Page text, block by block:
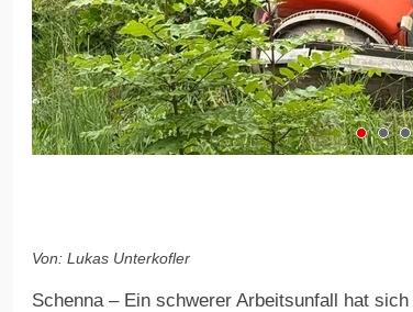
Von: Lukas Unterkofler
Schenna – Ein schwerer Arbeitsunfall hat